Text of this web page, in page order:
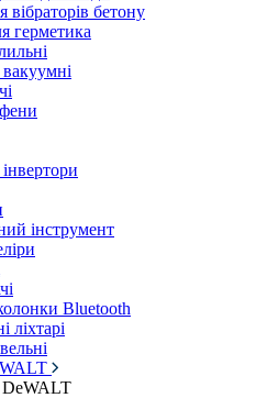
вібраторів бетону
герметика
інструмент
Bluetooth
ліхтарі
DeWALT